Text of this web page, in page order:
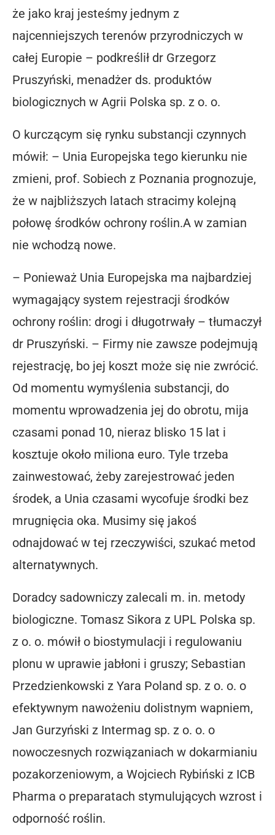
że jako kraj jesteśmy jednym z
najcenniejszych terenów przyrodniczych w
całej Europie – podkreślił dr Grzegorz
Pruszyński, menadżer ds. produktów
biologicznych w Agrii Polska sp. z o. o.
O kurczącym się rynku substancji czynnych
mówił: – Unia Europejska tego kierunku nie
zmieni, prof. Sobiech z Poznania prognozuje,
że w najbliższych latach stracimy kolejną
połowę środków ochrony roślin.A w zamian
nie wchodzą nowe.
– Ponieważ Unia Europejska ma najbardziej
wymagający system rejestracji środków
ochrony roślin: drogi i długotrwały – tłumaczył
dr Pruszyński. – Firmy nie zawsze podejmują
rejestrację, bo jej koszt może się nie zwrócić.
Od momentu wymyślenia substancji, do
momentu wprowadzenia jej do obrotu, mija
czasami ponad 10, nieraz blisko 15 lat i
kosztuje około miliona euro. Tyle trzeba
zainwestować, żeby zarejestrować jeden
środek, a Unia czasami wycofuje środki bez
mrugnięcia oka. Musimy się jakoś
odnajdować w tej rzeczywiści, szukać metod
alternatywnych.
Doradcy sadowniczy zalecali m. in. metody
biologiczne. Tomasz Sikora z UPL Polska sp.
z o. o. mówił o biostymulacji i regulowaniu
plonu w uprawie jabłoni i gruszy; Sebastian
Przedzienkowski z Yara Poland sp. z o. o. o
efektywnym nawożeniu dolistnym wapniem,
Jan Gurzyński z Intermag sp. z o. o. o
nowoczesnych rozwiązaniach w dokarmianiu
pozakorzeniowym, a Wojciech Rybiński z ICB
Pharma o preparatach stymulujących wzrost i
odporność roślin.